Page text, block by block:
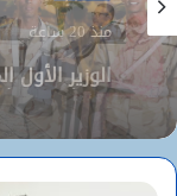
الأخبار
منذ 20 ساعة
منذ 20 ساعة
الأركان
لطلبة ضباط عاملين